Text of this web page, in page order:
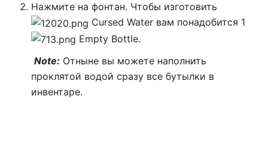
Нажмите на фонтан. Чтобы изготовить
Cursed Water вам понадобится 1
Empty Bottle.
Note: Отныне вы можете наполнить
проклятой водой сразу все бутылки в
инвентаре.